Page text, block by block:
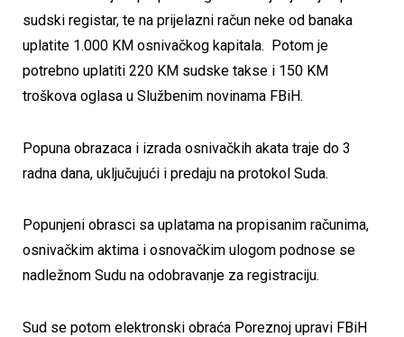
sudski registar, te na prijelazni račun neke od banaka
uplatite 1.000 KM osnivačkog kapitala. Potom je
potrebno uplatiti 220 KM sudske takse i 150 KM
troškova oglasa u Službenim novinama FBiH.
Popuna obrazaca i izrada osnivačkih akata traje do 3
radna dana, uključujući i predaju na protokol Suda.
Popunjeni obrasci sa uplatama na propisanim računima,
osnivačkim aktima i osnovačkim ulogom podnose se
nadležnom Sudu na odobravanje za registraciju.
Sud se potom elektronski obraća Poreznoj upravi FBiH